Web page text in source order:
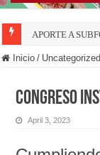
APORTE A
Inicio / Uncategorized
CONGRESO
April 3, 2023